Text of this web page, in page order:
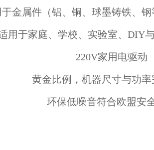
金属件（铝、铜、球墨铸铁、
用于家庭、学校、实验室、DIY
220V家用电驱动
黄金比例，机器尺寸与功率
环保低噪音符合欧盟安